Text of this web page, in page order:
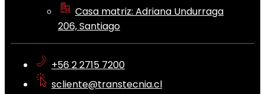
Casa matriz: Adriana Undurraga
206, Santiago
+56 2 2715 7200
scliente@transtecnia.cl